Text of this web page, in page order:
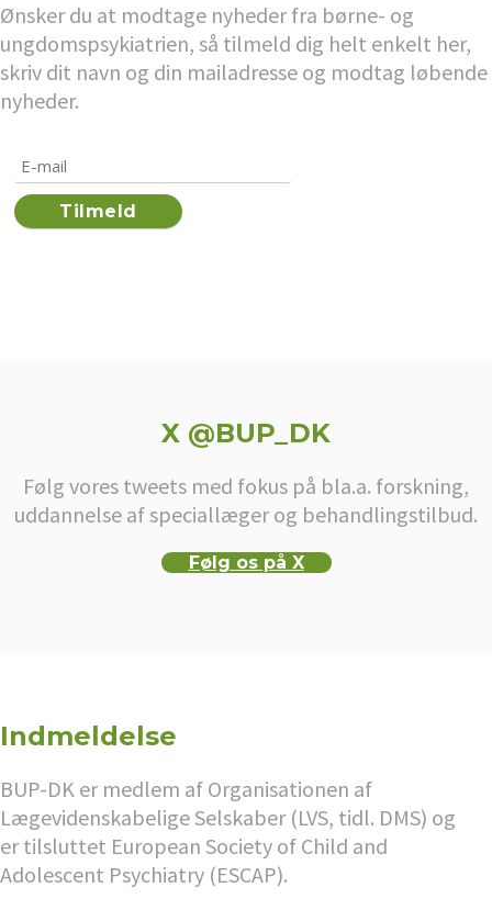
Ønsker du at modtage nyheder fra børne- og
ungdomspsykiatrien, så tilmeld dig helt enkelt her,
skriv dit navn og din mailadresse og modtag løbende
nyheder.
X @BUP_DK
Følg vores tweets med fokus på bla.a. forskning,
uddannelse af speciallæger og behandlingstilbud.
Følg os på X
Indmeldelse
BUP-DK er medlem af Organisationen af
Lægevidenskabelige Selskaber (LVS, tidl. DMS) og
er tilsluttet European Society of Child and
Adolescent Psychiatry (ESCAP).